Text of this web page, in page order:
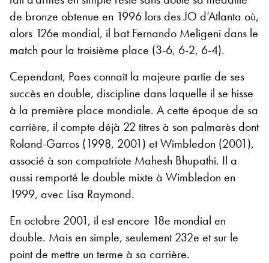
de bronze obtenue en 1996 lors des JO d’Atlanta où,
alors 126e mondial, il batFernando Meligeni dans le
match pour la troisième place (3-6, 6-2, 6-4).
Cependant, Paes connaît la majeure partie de ses
succès en double, discipline dans laquelle il se hisse
à la première place mondiale. A cette époque de sa
carrière, il compte déjà 22 titres à son palmarès dont
Roland-Garros (1998, 2001) et Wimbledon (2001),
associé à son compatriote Mahesh Bhupathi. Il a
aussi remporté le double mixte à Wimbledon en
1999, avec Lisa Raymond.
En octobre 2001, il est encore 18e mondial en
double. Mais en simple, seulement 232e et sur le
point de mettre un terme à sa carrière.